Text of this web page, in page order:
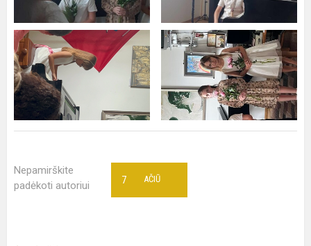
Nepamirškite
padėkoti autoriui
AČIŪ
7